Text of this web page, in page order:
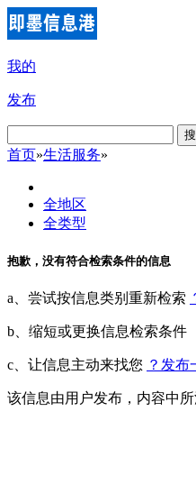
我的
发布
首页»生活服务»
全地区
全类型
抱歉，没有符合检索条件的信息
a、尝试按信息类别重新检索
b、缩短或更换信息检索条件
c、让信息主动来找您 ？发布
该信息由用户发布，内容中